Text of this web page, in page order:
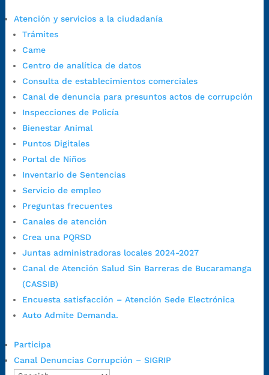
Atención y servicios a la ciudadanía
Trámites
Came
Centro de analítica de datos
Consulta de establecimientos comerciales
Canal de denuncia para presuntos actos de corrupción
Inspecciones de Policía
Bienestar Animal
Puntos Digitales
Portal de Niños
Inventario de Sentencias
Servicio de empleo
Preguntas frecuentes
Canales de atención
Crea una PQRSD
Juntas administradoras locales 2024-2027
Canal de Atención Salud Sin Barreras de Bucaramanga
(CASSIB)
Encuesta satisfacción – Atención Sede Electrónica
Auto Admite Demanda.
Participa
Canal Denuncias Corrupción – SIGRIP
https://www.bucaramanga.gov.co/gobierno-ciudadanos-